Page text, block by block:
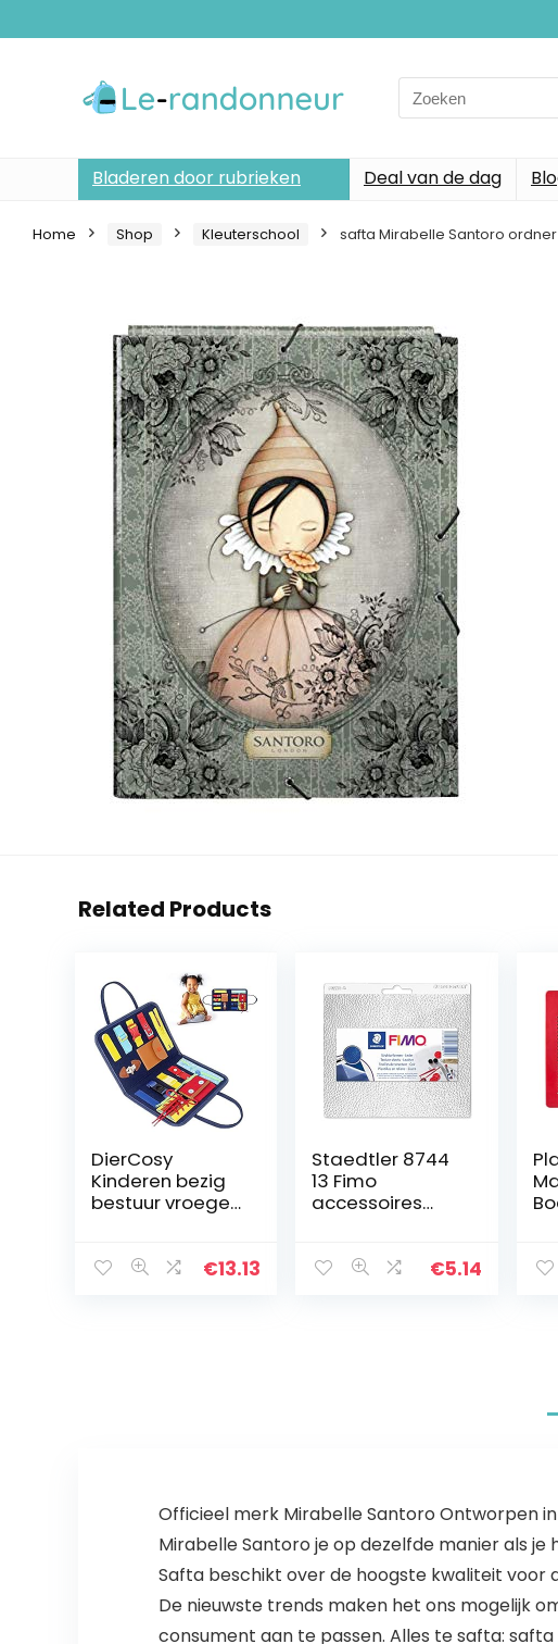
Search
for:
Bladeren door rubrieken Deal van de dag
Home Shop Kleuterschool safta Mirabelle Santoro
Related Products
DierCosy
Kinderen bezig
bestuur vroege
ng speelgoed
€13.13
Staedtler 8744
13 Fimo
accessoires
€5.14
Officieel merk Mirabelle Santoro Ontworpen
Mirabelle Santoro je op dezelfde manier als
Safta beschikt over de hoogste kwaliteit voor
De nieuwste trends maken het ons mogelijk
consument aan te passen. Alles te safta: